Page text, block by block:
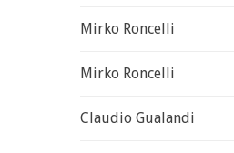
Mirko Roncelli
Mirko Roncelli
Claudio Gualandi